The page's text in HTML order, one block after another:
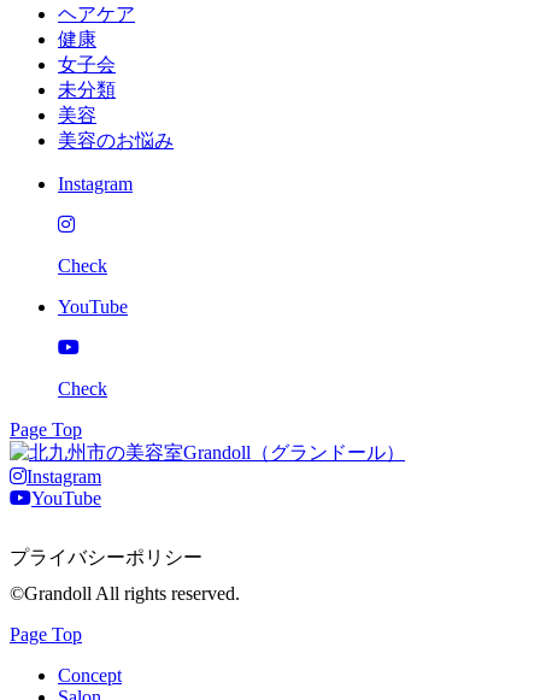
ヘアケア
健康
女子会
未分類
美容
美容のお悩み
Instagram
Check
YouTube
Check
Page Top
Instagram
YouTube
プライバシーポリシー
©Grandoll All rights reserved.
Page Top
Concept